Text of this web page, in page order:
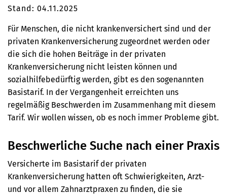
Stand: 04.11.2025
Für Menschen, die nicht krankenversichert sind und der
privaten Krankenversicherung zugeordnet werden oder
die sich die hohen Beiträge in der privaten
Krankenversicherung nicht leisten können und
sozialhilfebedürftig werden, gibt es den sogenannten
Basistarif. In der Vergangenheit erreichten uns
regelmäßig Beschwerden im Zusammenhang mit diesem
Tarif. Wir wollen wissen, ob es noch immer Probleme gibt.
Beschwerliche Suche nach einer Praxis
Versicherte im Basistarif der privaten
Krankenversicherung hatten oft Schwierigkeiten, Arzt-
und vor allem Zahnarztpraxen zu finden, die sie